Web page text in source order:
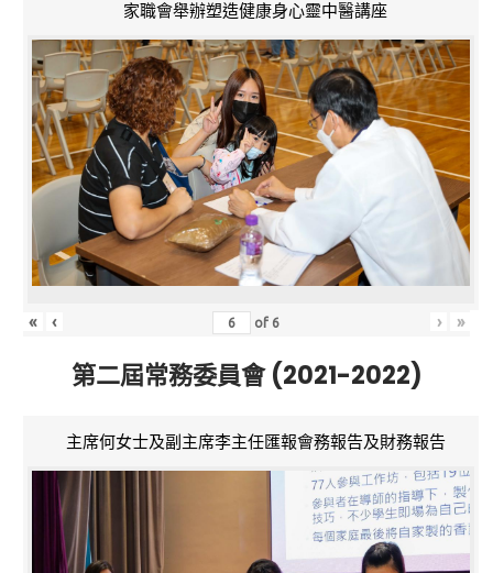
家職會舉辦塑造健康身心靈中醫講座
« ‹ of 6 › »
第二屆常務委員會 (2021-2022)
主席何女士及副主席李主任匯報會務報告及財務報告